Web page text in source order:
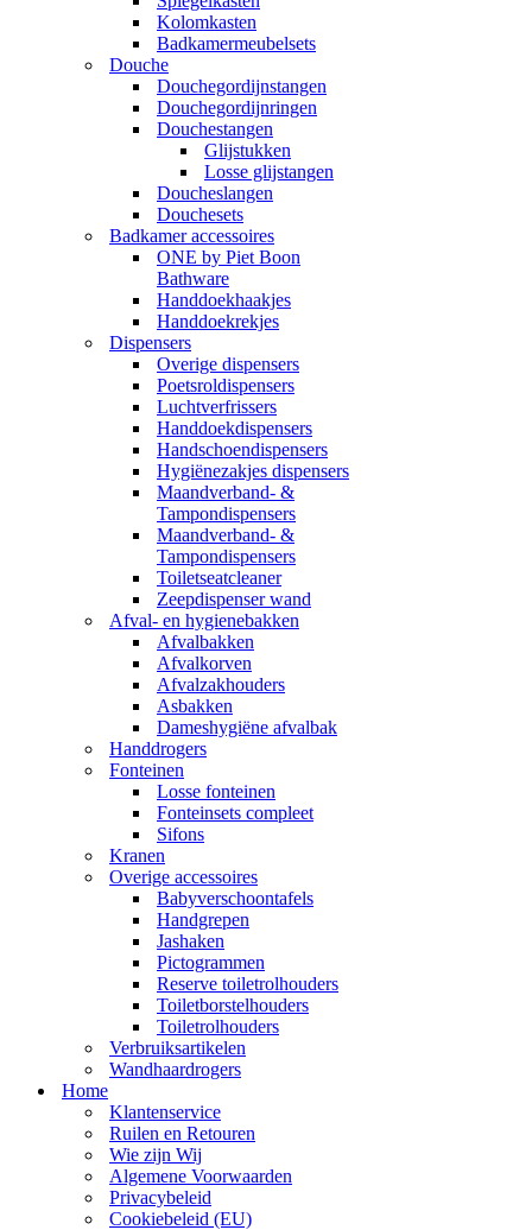
Kolomkasten
Badkamermeubelsets
Douche
Douchegordijnstangen
Douchegordijnringen
Douchestangen
Glijstukken
Losse glijstangen
Doucheslangen
Douchesets
Badkamer accessoires
ONE by Piet Boon
Bathware
Handdoekhaakjes
Handdoekrekjes
Dispensers
Overige dispensers
Poetsroldispensers
Luchtverfrissers
Handdoekdispensers
Handschoendispensers
Hygiënezakjes dispensers
Maandverband- &
Tampondispensers
Maandverband- &
Tampondispensers
Toiletseatcleaner
Zeepdispenser wand
Afval- en hygienebakken
Afvalbakken
Afvalkorven
Afvalzakhouders
Asbakken
Dameshygiëne afvalbak
Handdrogers
Fonteinen
Losse fonteinen
Fonteinsets compleet
Sifons
Kranen
Overige accessoires
Babyverschoontafels
Handgrepen
Jashaken
Pictogrammen
Reserve toiletrolhouders
Toiletborstelhouders
Toiletrolhouders
Verbruiksartikelen
Wandhaardrogers
Home
Klantenservice
Ruilen en Retouren
Wie zijn Wij
Algemene Voorwaarden
Privacybeleid
Cookiebeleid (EU)